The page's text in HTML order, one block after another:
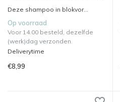
Deze shampoo in blokvor...
Op voorraad
Voor 14.00 besteld, dezelfde
(werk)dag verzonden.
Deliverytime
€8,99